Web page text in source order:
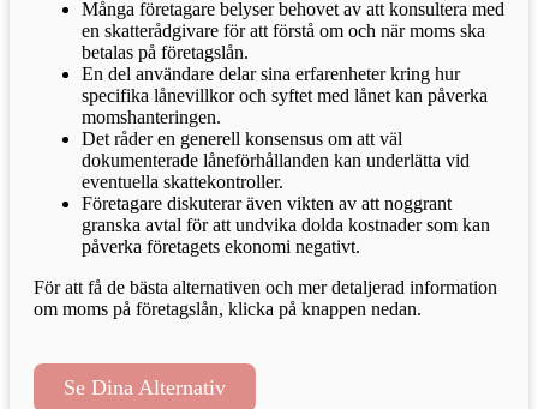
Många företagare belyser behovet av att konsultera med
en skatterådgivare för att förstå om och när moms ska
betalas på företagslån.
En del användare delar sina erfarenheter kring hur
specifika lånevillkor och syftet med lånet kan påverka
momshanteringen.
Det råder en generell konsensus om att väl
dokumenterade låneförhållanden kan underlätta vid
eventuella skattekontroller.
Företagare diskuterar även vikten av att noggrant
granska avtal för att undvika dolda kostnader som kan
påverka företagets ekonomi negativt.
För att få de bästa alternativen och mer detaljerad information
om moms på företagslån, klicka på knappen nedan.
Se Dina Alternativ